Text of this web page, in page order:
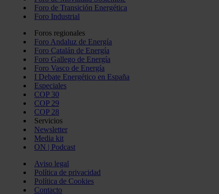
Foro de Transición Energética
Foro Industrial
Foros regionales
Foro Andaluz de Energía
Foro Catalán de Energía
Foro Gallego de Energía
Foro Vasco de Energía
I Debate Energético en España
Especiales
COP 30
COP 29
COP 28
Servicios
Newsletter
Media kit
ON | Podcast
Aviso legal
Política de privacidad
Política de Cookies
Contacto